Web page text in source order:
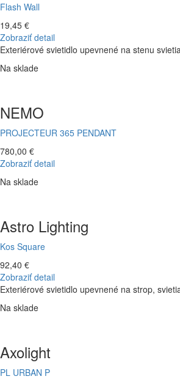
Flash Wall
19,45 €
Zobraziť detail
Exteriérové svietidlo upevnené na stenu
Na sklade
NEMO
PROJECTEUR 365 PENDANT
780,00 €
Zobraziť detail
Na sklade
Astro Lighting
Kos Square
92,40 €
Zobraziť detail
Exteriérové svietidlo upevnené na strop,
Na sklade
Axolight
PL URBAN P